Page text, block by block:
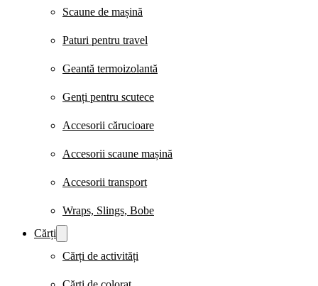
Scaune de mașină
Paturi pentru travel
Geantă termoizolantă
Genți pentru scutece
Accesorii cărucioare
Accesorii scaune mașină
Accesorii transport
Wraps, Slings, Bobe
Cărți
Cărți de activități